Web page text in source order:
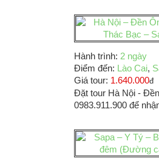
Hành trình: 2 ngày
Điểm đến: Lào Cai,
Giá tour: 1.640.000đ
Đặt tour Hà Nội -
0983.911.900 để